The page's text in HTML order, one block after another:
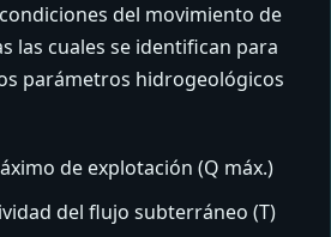
del movimiento de
las cuales se identifican para
parámetros hidrogeológicos
de explotación (Q máx.)
del flujo subterráneo (T)